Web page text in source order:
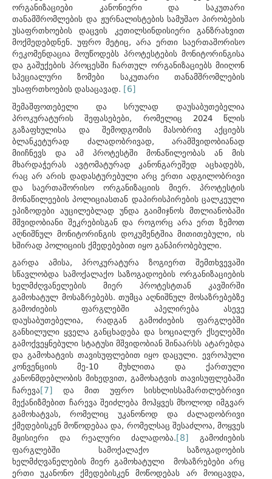
ორგანიზაციები კანონიერი და საკუთარი
თანამშრომლების და ჟურნალისტების სამუშაო პირობების
უსაფრთხოების დაცვის კეთილსინდისიერი განზრახვით
მოქმედებდნენ. უფრო მეტიც, არა ერთი საერთაშორისო
რეკომენდაცია მოუწოდებს პროტესტების მონიტორინგისა
და გაშუქების პროცესში ჩართულ ორგანიზაციებს მიიღონ
სპეციალური ზომები საკუთარი თანამშრომლების
უსაფრთხოების დასაცავად. [6]
შემაშფოთებელი და სრულად დაუსაბუთებელია
პროკურატურის შეფასებები, რომელიც 2024 წლის
გაზაფხულისა და შემოდგომის მასობრივ აქციებს
ბლანკეტურად ძალადობრივად, არამშვიდობიანად
მიიჩნევს და ამ პროტესტში მონაწილეობას ან მის
მხარდაჭერას ავტომატურად კანონგარეშედ აცხადებს,
რაც არ არის დადასტურებული არც ერთი ადგილობრივი
და საერთაშორისო ორგანიზაციის მიერ. პროტესტის
მონაწილეების პოლიციასთან დაპირისპირების ცალკეული
ეპიზოდები აუცილებლად უნდა გაიმიჯნოს მთლიანობაში
მშვიდობიანი შეკრებისგან და როგორც არა ერთ ზემოთ
აღნიშნულ მონიტორინგის დოკუმენტშია მითითებული, ის
ხშირად პოლიციის ქმედებებით იყო განპირობებული.
გარდა ამისა, პროკურატურა ზოგიერთ შემთხვევაში
სწავლობდა სამოქალაქო საზოგადოების ორგანიზაციების
ხელმძღვანელების მიერ პროტესტთან კავშირში
გამოხატულ მოსაზრებებს. თუმცა აღნიშნულ მოსაზრებებზე
გამოძიების ფარგლებში აპელირება ასევე
დაუსაბუთებელია, რადგან გამოძიების ფარგლებში
განხილული ყველა განცხადება და სოციალურ ქსელებში
გამოქვეყნებული სტატუსი მშვიდობიან შინაარსს ატარებდა
და გამოხატვის თავისუფლებით იყო დაცული. ევროპული
კონვენციის მე-10 მუხლითა და ქართული
კანონმდებლობის მიხედვით, გამოხატვის თავისუფლებაში
ჩარევა[7] და მით უფრო სისხლისსამართლებრივი
მექანიზმებით ჩარევა შეიძლება მოჰყვეს მხოლოდ იმგვარ
გამოხატვას, რომელიც უკანონოდ და ძალადობრივი
ქმედებისკენ მოწოდებაა და, რომელსაც შესაძლოა, მოყვეს
მყისიერი და რეალური ძალადობა.[8] გამოძიების
ფარგლებში სამოქალაქო საზოგადოების
ხელმძღვანელების მიერ გამოხატული მოსაზრებები არც
ერთი უკანონო ქმედებისკენ მოწოდებას არ მოიცავდა,